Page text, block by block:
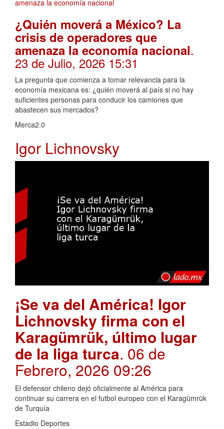
¿Quién moverá a México? La
crisis de operadores que
amenaza la economía nacional.
23 de Julio, 2026 15:31
La pregunta que comienza a tomar relevancia para la
economía mexicana es: ¿quién moverá al país si no hay
suficientes personas para conducir los camiones que
abastecen sus mercados?
Merca2.0
Igor Lichnovsky
¡Se va del América! Igor
Lichnovsky firma con el
Karagümrük, último lugar
de la liga turca. 06 de
Febrero, 2026 09:26
El defensor chileno dejó oficialmente al América para
continuar su carrera en el futbol europeo con el Karagümrük
de Turquía
Estadio Deportes